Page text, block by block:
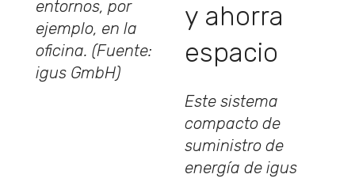
entornos, por
ejemplo, en la
oficina. (Fuente:
igus GmbH)
y ahorra
espacio
Este sistema
compacto de
suministro de
energía de igus